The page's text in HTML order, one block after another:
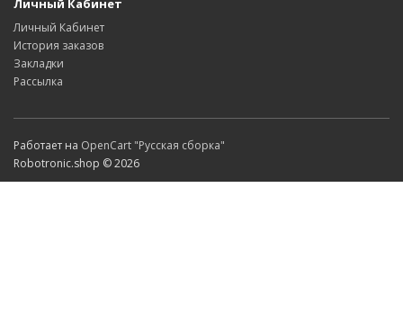
Личный Кабинет
Личный Кабинет
История заказов
Закладки
Рассылка
Работает на OpenCart "Русская сборка"
Robotronic.shop © 2026